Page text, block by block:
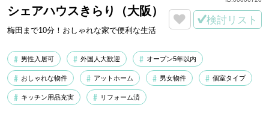
シェアハウスきらり（大阪）
梅田まで10分！おしゃれな家で便利な生活
検討リスト
男性入居可 外国人大歓迎 オープン5年以内
おしゃれな物件 アットホーム 男女物件 個室タイプ
キッチン用品充実 リフォーム済